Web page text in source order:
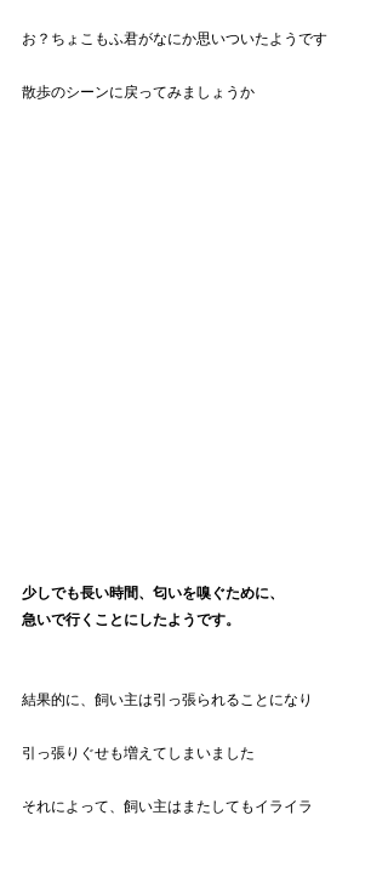
お？ちょこもふ君がなにか思いついたようです
散歩のシーンに戻ってみましょうか
少しでも長い時間、匂いを嗅ぐために、
急いで行くことにしたようです。
結果的に、飼い主は引っ張られることになり
引っ張りぐせも増えてしまいました
それによって、飼い主はまたしてもイライラ